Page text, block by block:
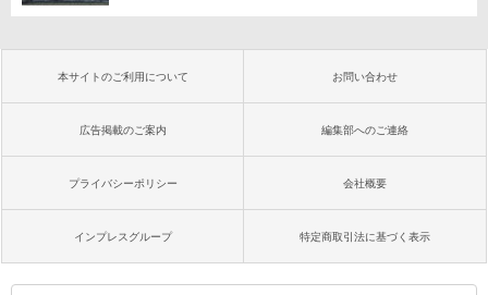
本サイトのご利用について お問い合わせ
広告掲載のご案内 編集部へのご連絡
プライバシーポリシー 会社概要
インプレスグループ 特定商取引法に基づく表示